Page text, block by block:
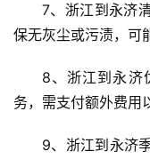
7、浙江到永济
保无灰尘或污渍，可
8、浙江到永济
务，需支付额外费用
9、浙江到永济